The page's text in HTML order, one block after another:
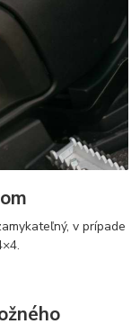
v prípade